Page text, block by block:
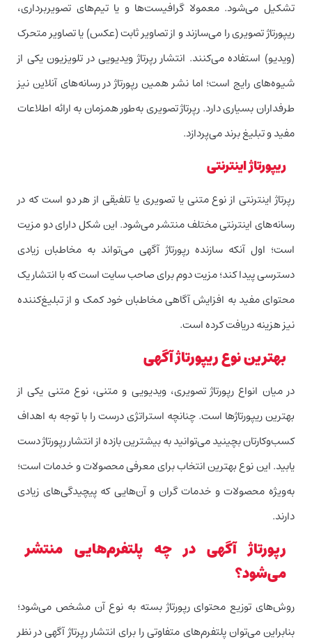
تشکیل می‌شود. معمولا گرافیست‌ها و یا تیم‌های تصویربرداری،
ریپورتاژ تصویری را می‌سازند و از تصاویر ثابت (عکس) یا تصاویر متحرک
(ویدیو) استفاده می‌کنند. انتشار رپرتاژ ویدیویی در تلویزیون یکی از
شیوه‌های رایج است؛ اما نشر همین رپورتاژ در رسانه‌های آنلاین نیز
طرفداران بسیاری دارد. رپرتاژ تصویری به‌طور همزمان به ارائه اطلاعات
مفید و تبلیغ برند می‌پردازد.
ریپورتاژ اینترنتی
رپرتاژ اینترنتی از نوع متنی یا تصویری یا تلفیقی از هر دو است که در
رسانه‌های اینترنتی مختلف منتشر می‌شود. این شکل دارای دو مزیت
است؛ اول آنکه سازنده رپورتاژ آگهی می‌تواند به مخاطبان زیادی
دسترسی پیدا کند؛ مزیت دوم برای صاحب سایت است که با انتشار یک
محتوای مفید به افزایش آگاهی مخاطبان خود کمک و از تبلیغ‌کننده
نیز هزینه دریافت کرده است.
بهترین نوع ریپورتاژ آگهی
در میان انواع رپورتاژ تصویری، ویدیویی و متنی، نوع متنی یکی از
بهترین ریپورتاژها است. چنانچه استراتژی درست را با توجه به اهداف
کسب‌وکارتان بچینید می‌توانید به بیشترین بازده از انتشار رپورتاژ دست
یابید. این نوع بهترین انتخاب برای معرفی محصولات و خدمات است؛
به‌ویژه محصولات و خدمات گران و آن‌هایی که پیچیدگی‌های زیادی
دارند.
رپورتاژ آگهی در چه پلتفرم‌هایی منتشر
می‌شود؟
روش‌های توزیع محتوای رپورتاژ بسته به نوع آن مشخص می‌شود؛
بنابراین می‌توان پلتفرم‌های متفاوتی را برای انتشار رپرتاژ آگهی در نظر